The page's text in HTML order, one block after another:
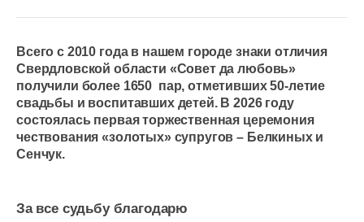
Жизнь
со
смыслом
/
Клуб
50+
Всего с 2010 года в нашем городе знаки отличия
Свердловской области «Совет да любовь»
получили более 1650 пар, отметивших 50-летие
свадьбы и воспитавших детей. В 2026 году
состоялась первая торжественная церемония
чествования «золотых» супругов – Белкиных и
Сенчук.
За все судьбу благодарю